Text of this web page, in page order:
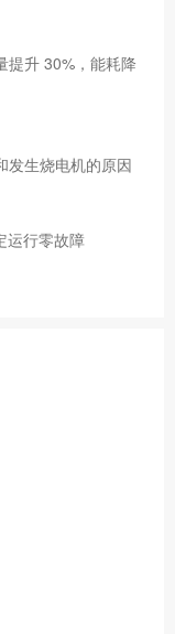
提升 30%，能耗降
发生烧电机的原因
运行零故障